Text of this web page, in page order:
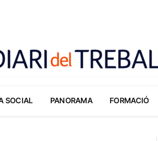
SOCIAL PANORAMA FORMACIÓ